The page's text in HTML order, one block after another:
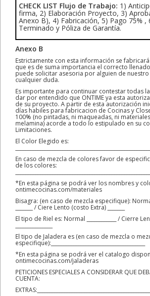
CHECK LIST Flujo de Trabajo: 1)
firma, 2) Elaboración Proyecto, 3)
Anexo B), 4) Fabricación, 5) Pago 75% ,
Terminado y Póliza de Garantía.
Anexo B
Estrictamente con esta información se
que es de suma importancia el correcto
puede solicitar asesoria por alguien de
cualquier duda.
Es importante para continuar contestar todas
dar por entendido que ONTIME ya esta
de su proyecto. A partir de esta autorización
días habiles para fabricacion de Cocinas y
100% (no pintadas, ni maqueadas, ni
melamina) acorde a todo lo estipulado en su
Limitaciones.
El Color Elegido es:
En caso de mezcla de colores favor de
de los colores:
*En esta página se podrá ver los nombres y
ontimecocinas.com/materiales
Bisagra: (en caso de mezcla especifique): Normal
_______ / Ciere Lento (costo Extra) _______
El tipo de Riel es: Normal ____________ / Cierre
_______________
El tipo de Jaladera es (en caso de mezcla o
especifique):______________________________________
*En esta página se podrá ver el catalogo
ontimecocinas.com/jaladeras
PETICIONES ESPECIALES A CONSIDERAR QUE
CUENTA: